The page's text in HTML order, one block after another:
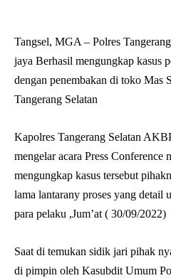
Tangsel, MGA – Polres
jaya Berhasil mengungkap kasus
dengan penembakan di toko Mas
Tangerang Selatan
Kapolres Tangerang Selatan
mengelar acara Press Conference
mengungkap kasus tersebut
lama lantarany proses yang detail
para pelaku ,Jum’at ( 30/09/2022)
Saat di temukan sidik jari pihak
di pimpin oleh Kasubdit Umum